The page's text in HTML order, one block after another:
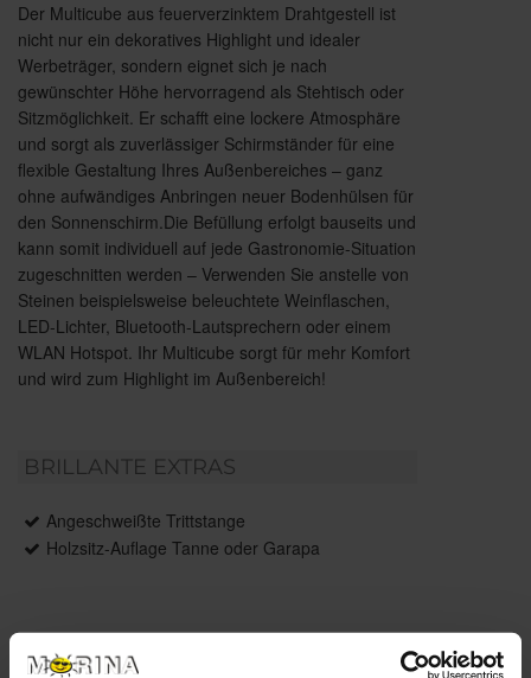
Der Multicube aus feuerverzinktem Drahtgestell ist
nicht nur ein dekoratives Highlight und idealer
Werbeträger, sondern eignet sich je nach
gewünschter Höhe hervorragend als Stehtisch oder
Sitzmöglichkeit. Er schafft eine lockere Atmosphäre
und sorgt als zuverlässiger Schirmständer für eine
flexible Gestaltung Ihres Außenbereiches – ganz
ohne aufwändiges Anbringen neuer Bodenhülsen für
den Sonnenschirm.Die Befüllung erfolgt bauseits und
kann somit individuell auf jede Gastronomie-Situation
zugeschnitten werden – Verwenden Sie anstelle von
Steinen beispielsweise beleuchtete Weinflaschen,
LED-Lichter, Bluetooth-Lautsprechern oder einem
WLAN Hotspot. Ihr Multicube sorgt für mehr Komfort
und wird zum Highlight im Außenbereich!
BRILLANTE EXTRAS
Angeschweißte Trittstange
Holzsitz-Auflage Tanne oder Garapa
DAS KÖNNTE SIE AUCH INTERESSIEREN